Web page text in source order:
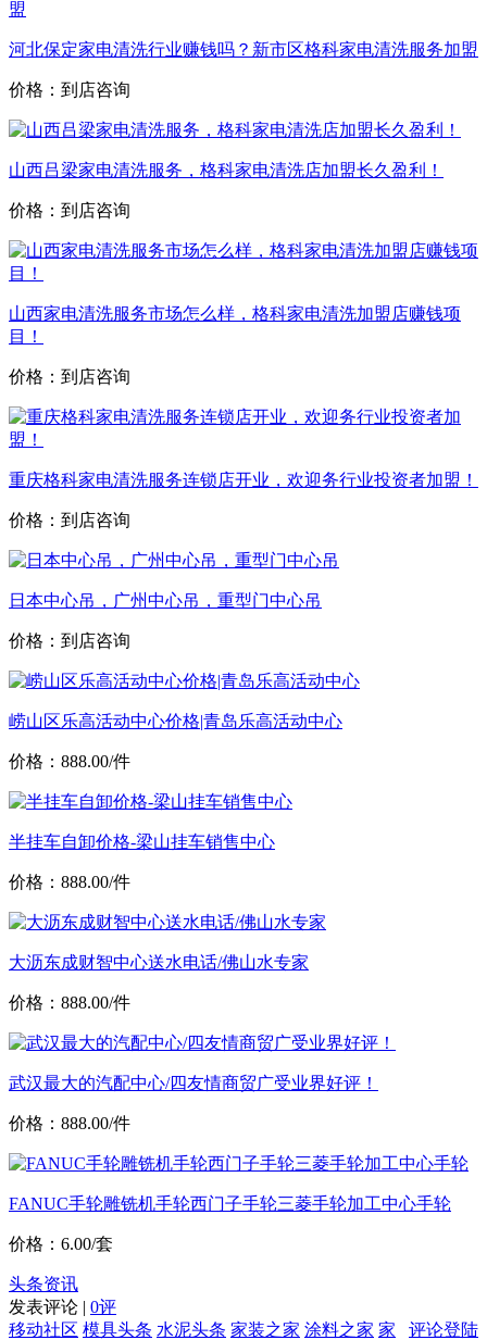
河北保定家电清洗行业赚钱吗？新市区格科家电清洗服务加盟
价格：到店咨询
山西吕梁家电清洗服务，格科家电清洗店加盟长久盈利！
价格：到店咨询
山西家电清洗服务市场怎么样，格科家电清洗加盟店赚钱项
目！
价格：到店咨询
重庆格科家电清洗服务连锁店开业，欢迎务行业投资者加盟！
价格：到店咨询
日本中心吊，广州中心吊，重型门中心吊
价格：到店咨询
崂山区乐高活动中心价格|青岛乐高活动中心
价格：888.00/件
半挂车自卸价格-梁山挂车销售中心
价格：888.00/件
大沥东成财智中心送水电话/佛山水专家
价格：888.00/件
武汉最大的汽配中心/四友情商贸广受业界好评！
价格：888.00/件
FANUC手轮雕铣机手轮西门子手轮三菱手轮加工中心手轮
价格：6.00/套
头条资讯
发表评论 | 0评
评论登陆
移动社区 模具头条 水泥头条 家装之家 涂料之家 家